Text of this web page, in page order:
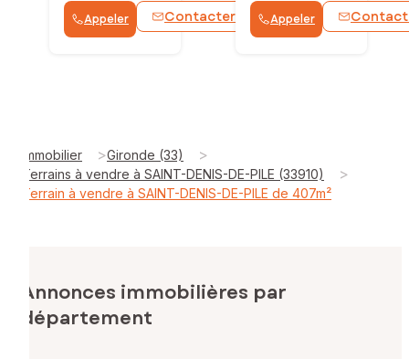
Appeler Contacter WhatsApp
Appeler
Immobilier >Gironde (33) >
Terrains à vendre à SAINT-DENIS-DE-PILE (33910) >
Terrain à vendre à SAINT-DENIS-DE-PILE de 407m²
Annonces immobilières par
département